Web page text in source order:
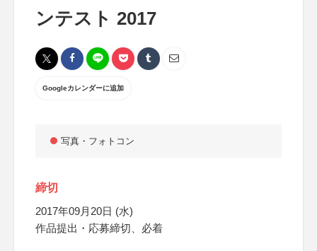
ンテスト 2017
Googleカレンダーに追加
写真・フォトコン
締切
2017年09月20日 (水)
作品提出・応募締切、必着